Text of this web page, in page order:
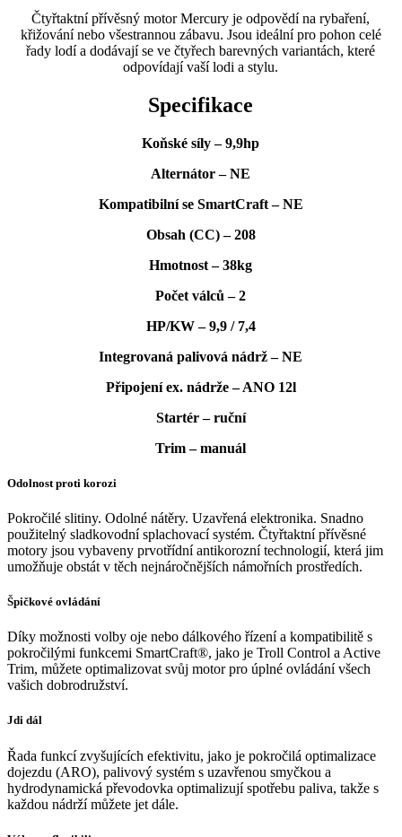
Čtyřtaktní přívěsný motor Mercury je odpovědí na rybaření,
křižování nebo všestrannou zábavu. Jsou ideální pro pohon celé
řady lodí a dodávají se ve čtyřech barevných variantách, které
odpovídají vaší lodi a stylu.
Specifikace
Koňské síly – 9,9hp
Alternátor – NE
Kompatibilní se SmartCraft – NE
Obsah (CC) – 208
Hmotnost – 38kg
Počet válců – 2
HP/KW – 9,9 / 7,4
Integrovaná palivová nádrž – NE
Připojení ex. nádrže – ANO 12l
Startér – ruční
Trim – manuál
Odolnost proti korozi
Pokročilé slitiny. Odolné nátěry. Uzavřená elektronika. Snadno
použitelný sladkovodní splachovací systém. Čtyřtaktní přívěsné
motory jsou vybaveny prvotřídní antikorozní technologií, která jim
umožňuje obstát v těch nejnáročnějších námořních prostředích.
Špičkové ovládání
Díky možnosti volby oje nebo dálkového řízení a kompatibilitě s
pokročilými funkcemi SmartCraft®, jako je Troll Control a Active
Trim, můžete optimalizovat svůj motor pro úplné ovládání všech
vašich dobrodružství.
Jdi dál
Řada funkcí zvyšujících efektivitu, jako je pokročilá optimalizace
dojezdu (ARO), palivový systém s uzavřenou smyčkou a
hydrodynamická převodovka optimalizují spotřebu paliva, takže s
každou nádrží můžete jet dále.